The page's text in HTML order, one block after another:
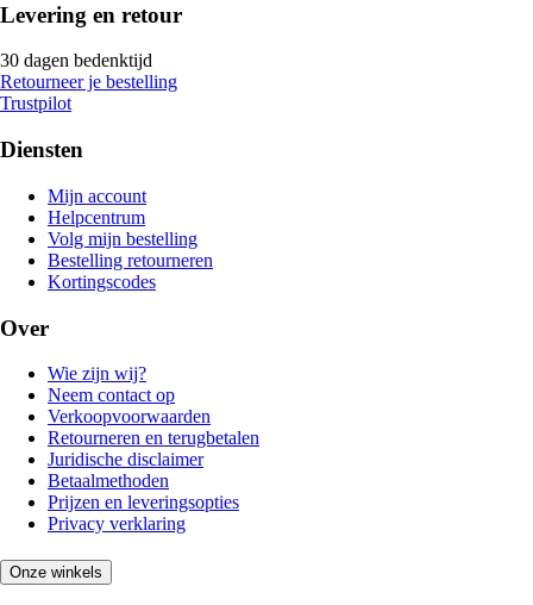
Levering en retour
30 dagen bedenktijd
Retourneer je bestelling
Trustpilot
Diensten
Mijn account
Helpcentrum
Volg mijn bestelling
Bestelling retourneren
Kortingscodes
Over
Wie zijn wij?
Neem contact op
Verkoopvoorwaarden
Retourneren en terugbetalen
Juridische disclaimer
Betaalmethoden
Prijzen en leveringsopties
Privacy verklaring
Onze winkels